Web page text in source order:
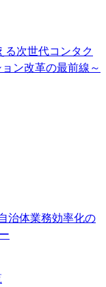
る次世代コンタク
ン改革の最前線～
治体業務効率化の